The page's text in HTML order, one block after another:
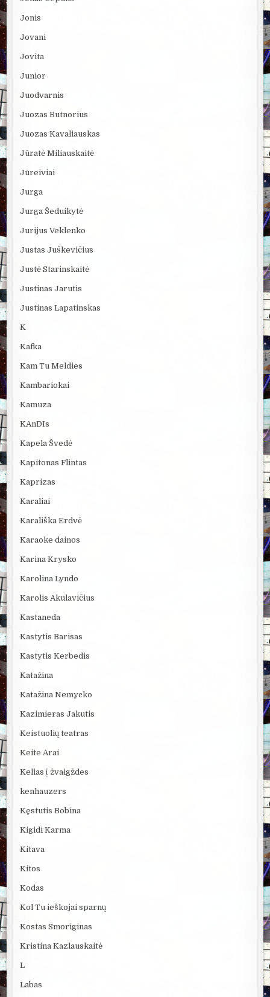
Jonis
Jovani
Jovita
Junior
Juodvarnis
Juozas Butnorius
Juozas Kavaliauskas
Jūratė Miliauskaitė
Jūreiviai
Jurga
Jurga Šeduikytė
Jurijus Veklenko
Justas Juškevičius
Justė Starinskaitė
Justinas Jarutis
Justinas Lapatinskas
K
Kafka
Kam Tu Meldies
Kambariokai
Kamuza
KAnDIs
Kapela Švedė
Kapitonas Flintas
Kaprizas
Karaliai
Karališka Erdvė
Karaoke dainos
Karina Krysko
Karolina Lyndo
Karolis Akulavičius
Kastaneda
Kastytis Barisas
Kastytis Kerbedis
Katažina
Katažina Nemycko
Kazimieras Jakutis
Keistuolių teatras
Keite Arai
Kelias į žvaigždes
kenhauzers
Kęstutis Bobina
Kigidi Karma
Kitava
Kitos
Kodas
Kol Tu ieškojai sparnų
Kostas Smoriginas
Kristina Kazlauskaitė
L
Labas